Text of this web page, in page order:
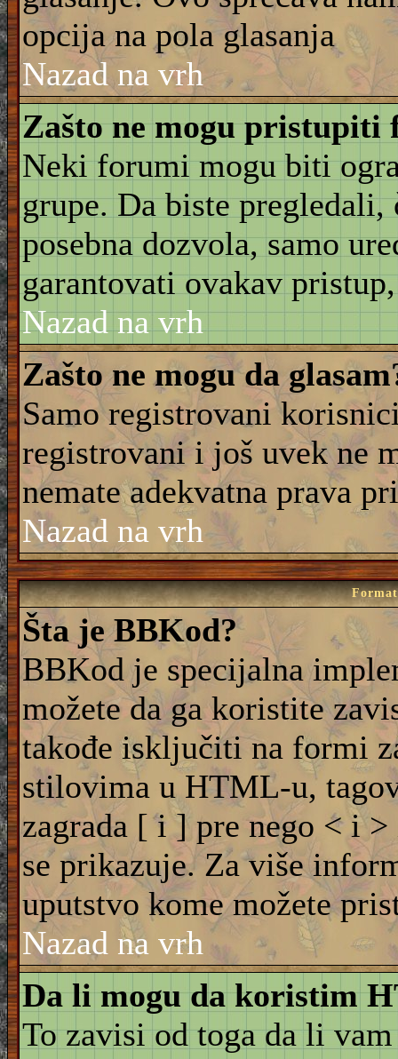
opcija na pola glasanja
Nazad na vrh
Zašto ne mogu pristupiti
Neki forumi mogu biti
grupe. Da biste
posebna dozvola, samo
garantovati ovakav
Nazad na vrh
Zašto ne mogu da
Samo registrovani
registrovani i još uvek ne
nemate adekvatna prava
Nazad na vrh
Šta je BBKod?
BBKod je specijalna
možete da ga koristite
takođe isključiti na formi
stilovima u HTML-u,
zagrada [ i ] pre nego < i
se prikazuje. Za više
uputstvo kome možete
Nazad na vrh
Da li mogu da koristim
To zavisi od toga da li